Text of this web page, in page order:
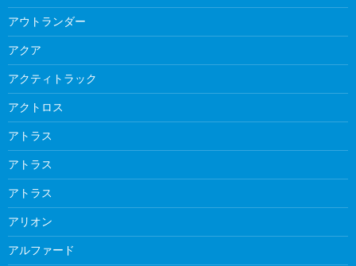
アウトランダー
アクア
アクティトラック
アクトロス
アトラス
アトラス
アトラス
アリオン
アルファード